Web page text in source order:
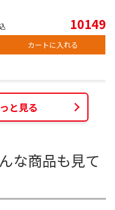
10149
カートに入れる
と見る
な商品も見て